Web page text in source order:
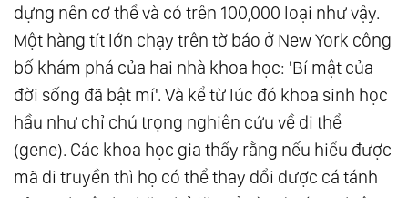
dựng nên cơ thể và có trên 100,000 loại như vậy.
Một hàng tít lớn chạy trên tờ báo ở New York công
bố khám phá của hai nhà khoa học: 'Bí mật của
đời sống đã bật mí'. Và kể từ lúc đó khoa sinh học
hầu như chỉ chú trọng nghiên cứu về di thể
(gene). Các khoa học gia thấy rằng nếu hiểu được
mã di truyền thì họ có thể thay đổi được cá tánh